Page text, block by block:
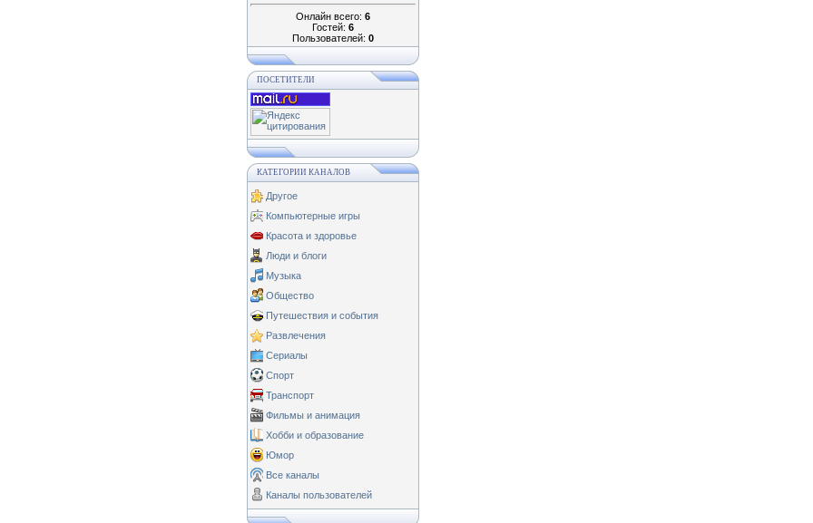
Онлайн всего: 6
Гостей: 6
Пользователей: 0
ПОСЕТИТЕЛИ
КАТЕГОРИИ КАНАЛОВ
Другое
Компьютерные игры
Красота и здоровье
Люди и блоги
Музыка
Общество
Путешествия и события
Развлечения
Сериалы
Спорт
Транспорт
Фильмы и анимация
Хобби и образование
Юмор
Все каналы
Каналы пользователей